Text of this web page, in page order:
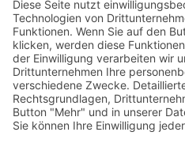
IMPRESSUM
DATENSCHUTZ
DATENSCHUTZ SOCIAL
MEDIADATEN